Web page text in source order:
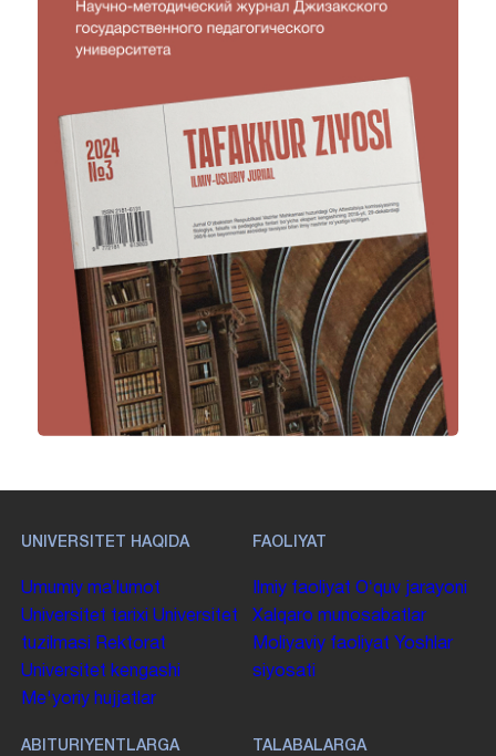
UNIVERSITET HAQIDA
Umumiy maʼlumot
Universitet tarixi Universitet
tuzilmasi
Rektorat
Universitet kengashi
Me'yoriy hujjatlar
FAOLIYAT
Ilmiy faoliyat Oʻquv jarayoni
Xalqaro munosabatlar
Moliyaviy faoliyat Yoshlar
siyosati
ABITURIYENTLARGA TALABALARGA